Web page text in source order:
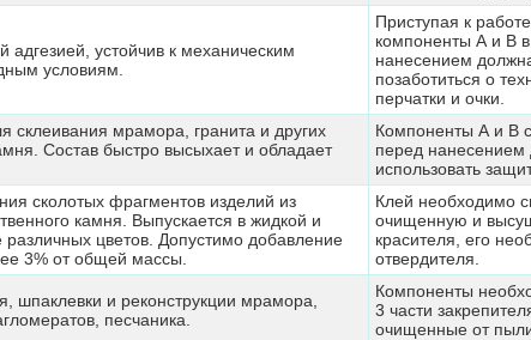
адгезией, устойчив к механическим
условиям.
Приступая к
компоненты А и В
нанесением
позаботиться о
перчатки и очки.
склеивания мрамора, гранита и других
Состав быстро высыхает и обладает
Компоненты А и В
перед нанесением
использовать
сколотых фрагментов изделий из
камня. Выпускается в жидкой и
цветов. Допустимо добавление
3% от общей массы.
Клей необходимо
очищенную и
красителя, его
отвердителя.
шпаклевки и реконструкции мрамора,
песчаника.
Компоненты
3 части
очищенные от